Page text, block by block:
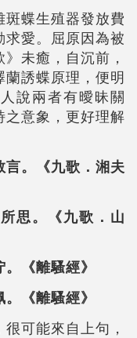
蝶生殖器發放費
愛。屈原因為被
未癒，自沉前，
誘蝶原理，便明
說兩者有曖昧關
之意象，更好理解
言。《九歌．湘夫
思。《九歌．山
《離騷經》
《離騷經》
可能來自上句，